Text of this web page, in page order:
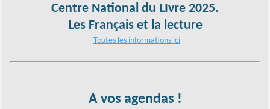
Centre National du LIvre 2025.
Les Français et la lecture
Toutes les informations ici
A vos agendas !